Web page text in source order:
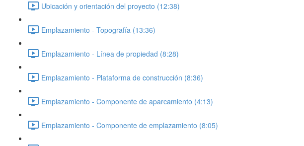
Ubicación y orientación del proyecto (12:38)
Emplazamiento - Topografía (13:36)
Emplazamiento - Línea de propiedad (8:28)
Emplazamiento - Plataforma de construcción (8:36)
Emplazamiento - Componente de aparcamiento (4:13)
Emplazamiento - Componente de emplazamiento (8:05)